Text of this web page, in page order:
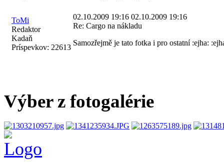
ToMi
Redaktor
Kadaň
Príspevkov: 22613
02.10.2009 19:16 02.10.2009 19:16
Re: Cargo na nákladu
Samozřejmě je tato fotka i pro ostatní :ejha:
Výber z fotogalérie